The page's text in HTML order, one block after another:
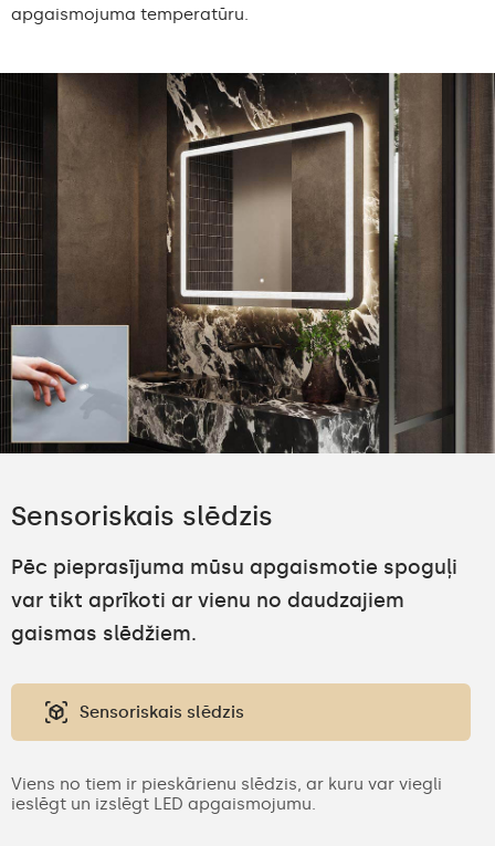
apgaismojuma temperatūru.
Sensoriskais slēdzis
Pēc pieprasījuma mūsu apgaismotie spoguļi
var tikt aprīkoti ar vienu no daudzajiem
gaismas slēdžiem.
Sensoriskais slēdzis
Viens no tiem ir pieskārienu slēdzis, ar kuru var viegli
ieslēgt un izslēgt LED apgaismojumu.